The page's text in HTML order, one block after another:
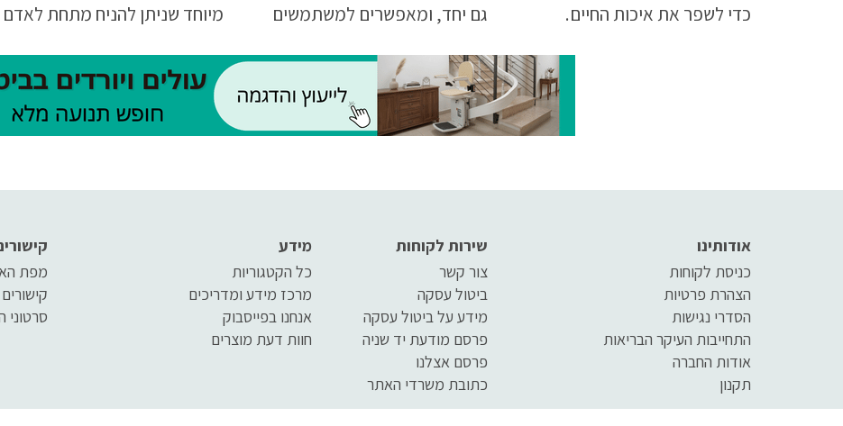
כדי לשפר את איכות החיים.
גם יחד, ומאפשרים למשתמשים
יתרונות. במאמר זה נספר בפירוט
על יתרונותיהם של מנופים
משולבים
מיוחד שניתן להניח מתחת לאדם
שכיבה או ישיבה – על פי הצורך
והנוחות. פעולת ההרמה עצמה
מתבצעת באמצעות לחיצת כפתור
מפת
קישורים
מידע
כל הקטגוריות
מרכז מידע ומדריכים
אנחנו בפייסבוק
חוות דעת מוצרים
שירות לקוחות
צור קשר
ביטול עסקה
מידע על ביטול עסקה
פרסם מודעת יד שניה
פרסם אצלנו
כתובת משרדי האתר
אודותינו
כניסת לקוחות
הצהרת פרטיות
הסדרי נגישות
התחייבות העיקר הבריאות
אודות החברה
תקנון